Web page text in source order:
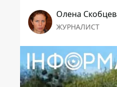
Олена
ЖУРНАЛИСТ